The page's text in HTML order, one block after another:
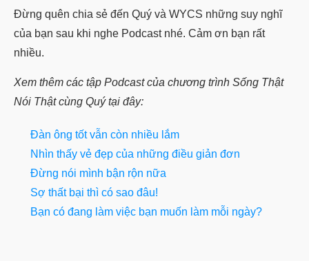
Đừng quên chia sẻ đến Quý và WYCS những suy nghĩ
của bạn sau khi nghe Podcast nhé. Cảm ơn bạn rất
nhiều.
Xem thêm các tập Podcast của chương trình Sống Thật
Nói Thật cùng Quý tại đây:
Đàn ông tốt vẫn còn nhiều lắm
Nhìn thấy vẻ đẹp của những điều giản đơn
Đừng nói mình bận rộn nữa
Sợ thất bại thì có sao đâu!
Bạn có đang làm việc bạn muốn làm mỗi ngày?